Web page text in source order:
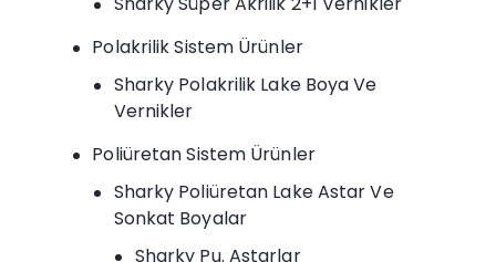
Polakrilik Sistem Ürünler
Sharky Polakrilik Lake Boya Ve
Vernikler
Poliüretan Sistem Ürünler
Sharky Poliüretan Lake Astar Ve
Sonkat Boyalar
Sharky Pu. Astarlar